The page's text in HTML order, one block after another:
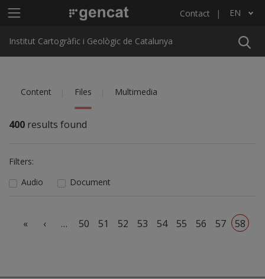
Main menu ICGC Contact EN
List additional actions
Institut Cartogràfic i Geològic de Catalunya
Content Files Multimedia
400 results found
Filters:
Audio
Document
« ‹ … 50 51 52 53 54 55 56 57 58